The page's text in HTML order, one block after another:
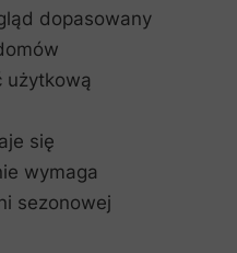
dopasowany
użytkową
się
wymaga
sezonowej